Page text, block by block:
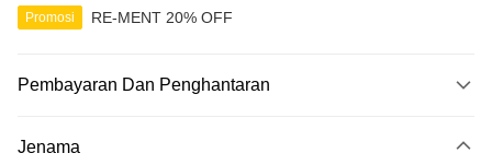
Promosi RE-MENT 20% OFF
Pembayaran Dan Penghantaran
Kad Kredit
Jenama